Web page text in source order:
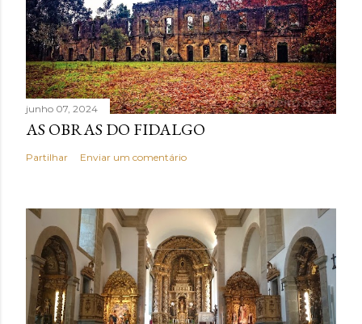
junho 07, 2024
AS OBRAS DO FIDALGO
Partilhar Enviar um comentário